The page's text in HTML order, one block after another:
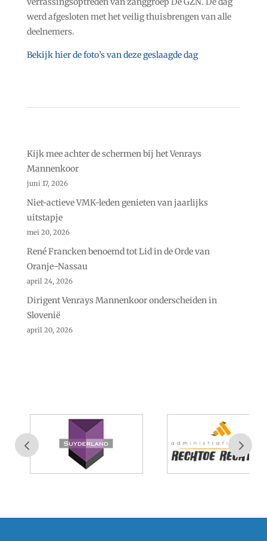
werd afgesloten met het veilig thuisbrengen van alle
deelnemers.
Bekijk hier de foto’s van deze geslaagde dag
Kijk mee achter de schermen bij het Venrays
Mannenkoor
juni 17, 2026
Niet-actieve VMK-leden genieten van jaarlijks
uitstapje
mei 20, 2026
René Francken benoemd tot Lid in de Orde van
Oranje-Nassau
april 24, 2026
Dirigent Venrays Mannenkoor onderscheiden in
Slovenië
april 20, 2026